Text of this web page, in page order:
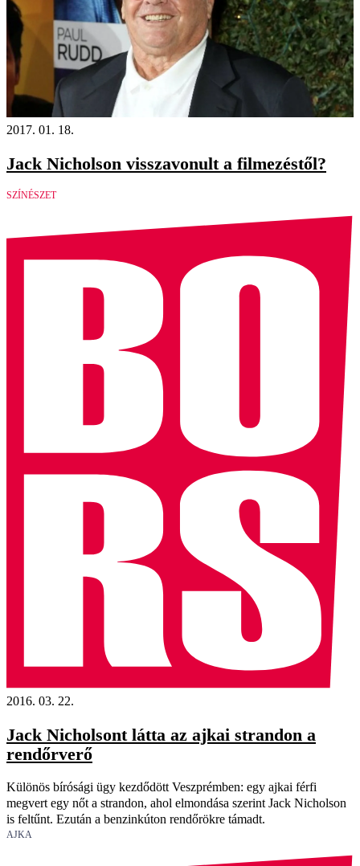
2017. 01. 18.
Jack Nicholson visszavonult a filmezéstől?
SZÍNÉSZET
2016. 03. 22.
Jack Nicholsont látta az ajkai strandon a
rendőrverő
Különös bírósági ügy kezdődött Veszprémben: egy ajkai férfi
megvert egy nőt a strandon, ahol elmondása szerint Jack Nicholson
is feltűnt. Ezután a benzinkúton rendőrökre támadt.
AJKA